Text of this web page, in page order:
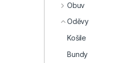
Obuv
Oděvy
Košile
Bundy